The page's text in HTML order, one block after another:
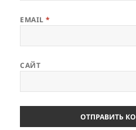
EMAIL*
САЙТ